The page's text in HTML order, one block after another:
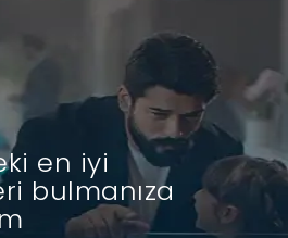
en iyi
bulmanıza